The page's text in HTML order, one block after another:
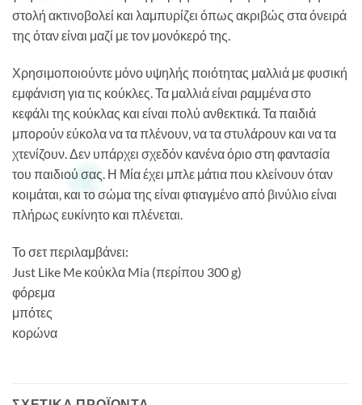
στολή ακτινοβολεί και λαμπυρίζει όπως ακριβώς στα όνειρά
της όταν είναι μαζί με τον μονόκερό της.
Χρησιμοποιούντε μόνο υψηλής ποιότητας μαλλιά με φυσική
εμφάνιση για τις κούκλες. Τα μαλλιά είναι ραμμένα στο
κεφάλι της κούκλας και είναι πολύ ανθεκτικά. Τα παιδιά
μπορούν εύκολα να τα πλένουν, να τα στυλάρουν και να τα
χτενίζουν. Δεν υπάρχει σχεδόν κανένα όριο στη φαντασία
του παιδιού σας. Η Μία έχει μπλε μάτια που κλείνουν όταν
κοιμάται, και το σώμα της είναι φτιαγμένο από βινύλιο είναι
πλήρως ευκίνητο και πλένεται.
Το σετ περιλαμβάνει:
Just Like Me κούκλα Mia (περίπου 300 g)
φόρεμα
μπότες
κορώνα